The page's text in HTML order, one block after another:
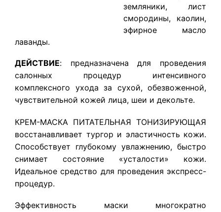
земляники, лист
смородины, каолин,
эфирное масло
лаванды.
ДЕЙСТВИЕ: предназначена для проведения
салонных процедур интенсивного
комплексного ухода за сухой, обезвоженной,
чувствительной кожей лица, шеи и декольте.
КРЕМ-МАСКА ПИТАТЕЛЬНАЯ ТОНИЗИРУЮЩАЯ
восстанавливает тургор и эластичность кожи.
Способствует глубокому увлажнению, быстро
снимает состояние «усталости» кожи.
Идеальное средство для проведения экспресс-
процедур.
Эффективность маски многократно